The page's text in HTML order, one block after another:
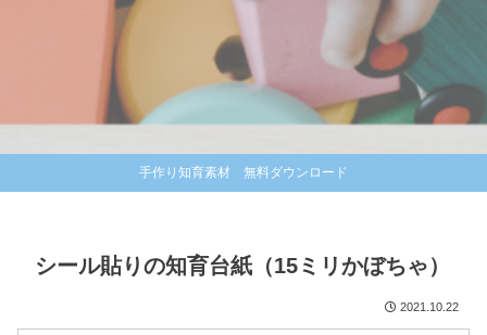
手作り知育素材 無料ダウンロード
シール貼りの知育台紙（15ミリかぼちゃ）
2021.10.22